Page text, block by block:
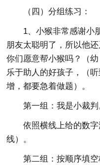
（四）分组练习：
1、小猴非常感谢小
朋友太聪明了，所以他
你们愿意帮小猴吗？（
乐于助人的好孩子，（
增，都要急着做题）。
第一组：我是小裁判
依照横线上给的数
线）。
第二组：按顺序填空